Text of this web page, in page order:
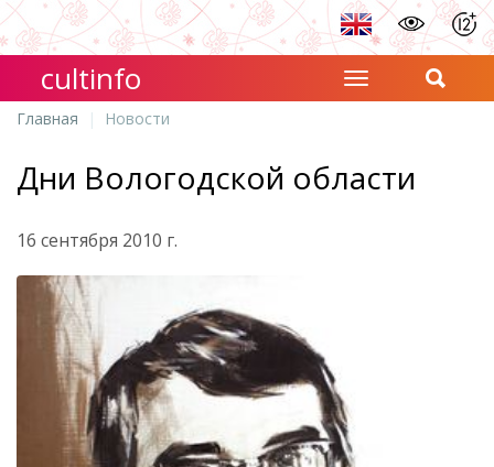
cultinfo
Главная Новости
Дни Вологодской области
16 сентября 2010 г.